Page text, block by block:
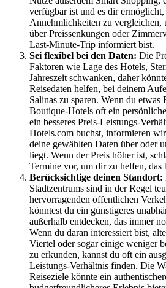
verfügbar ist und es dir
Annehmlichkeiten zu vergleichen,
über Preissenkungen oder
Last-Minute-Trip informiert bist.
Sei flexibel bei den Daten: Die
Faktoren wie Lage des Hotels,
Jahreszeit schwanken, daher
Reisedaten helfen, bei deinem
Salinas zu sparen. Wenn du etwas
Boutique-Hotels oft ein
ein besseres Preis-Leistungs-
Hotels.com buchst, informieren
deine gewählten Daten über oder
liegt. Wenn der Preis höher ist,
Termine vor, um dir zu helfen, das
Berücksichtige deinen Standort:
Stadtzentrums sind in der Regel
hervorragenden öffentlichen
könntest du ein günstigeres
außerhalb entdecken, das immer
Wenn du daran interessiert bist,
Viertel oder sogar einige weniger
zu erkunden, kannst du oft ein
Leistungs-Verhältnis finden. Die
Reiseziele könnte ein